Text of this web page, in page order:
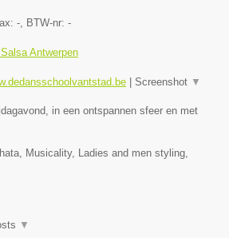
- , BTW-nr: -
Antwerpen
| Screenshot ▼
in een ontspannen sfeer en met
Musicality, Ladies and men styling,
▼